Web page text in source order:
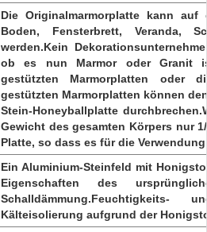
Die Originalmarmorplatte kann
Boden, Fensterbrett, Veranda,
werden.Kein
ob es nun Marmor oder Granit
gestützten Marmorplatten oder
gestützten Marmorplatten können
Stein-Honeyballplatte
Gewicht des gesamten Körpers nur
Platte, so dass es für die
Ein Aluminium-Steinfeld mit
Eigenschaften des
Schalldämmung.Feuchtigkeits-
Kälteisolierung aufgrund der